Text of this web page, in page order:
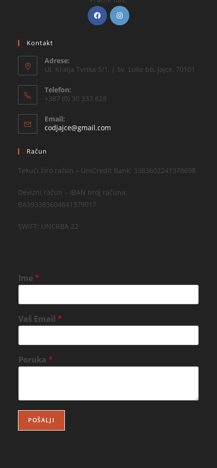
Kontakt
Adrese:
Ul. Kralja Tvrtka 5/1, | Sv. Luke bb, Jajce, 70101
Telefon:
+387 (0) 30 337 828
Email:
codjajce@gmail.com
Račun
Tekući žiro račun – UniCredit Bank: 3383602241378698
Devizni račun – IBAN broj računa:
BA393383604841379017
SWIFT: UNCRBA 22
Ime*
Vaš Email*
Poruka*
POŠALJI